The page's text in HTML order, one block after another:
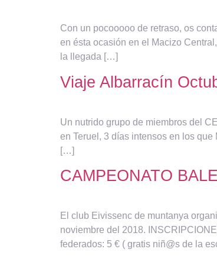
Con un pocooooo de retraso, os
en ésta ocasión en el Macizo
la llegada […]
Viaje Albarracín
Un nutrido grupo de miembros del
en Teruel, 3 días intensos en los
[…]
CAMPEONATO
El club Eivissenc de muntanya
noviembre del 2018.
federados: 5 € ( gratis niñ@s de la